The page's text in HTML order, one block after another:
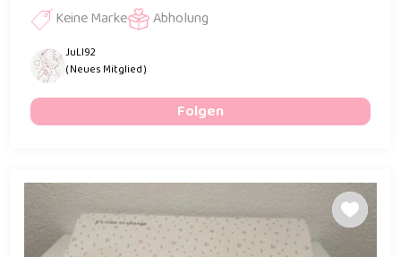
Keine Marke Abholung
JuLI92
( Neues Mitglied )
Folgen